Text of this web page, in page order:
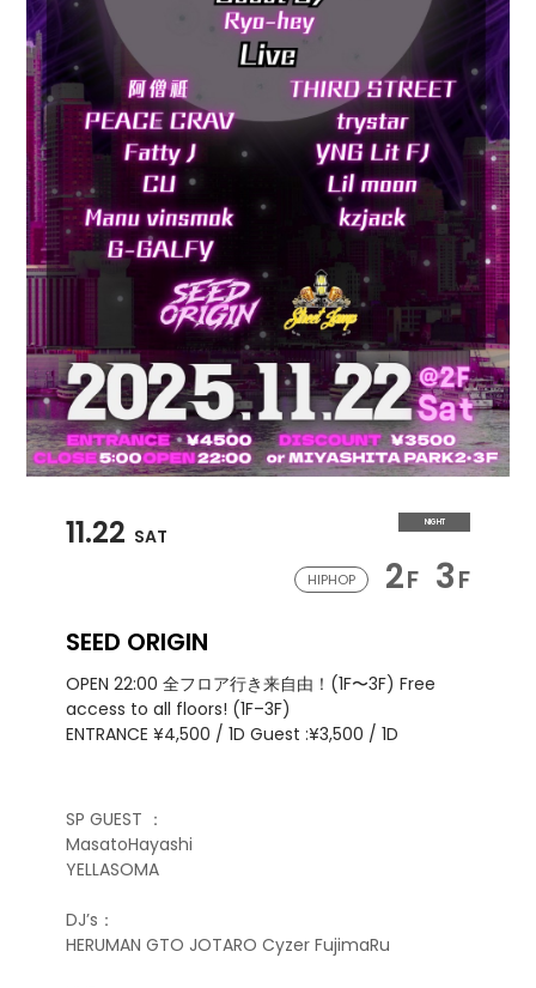
11.22 SAT
NIGHT
HIPHOP 2F 3F
SEED ORIGIN
OPEN 22:00 全フロア行き来自由！(1F〜3F) Free
access to all floors! (1F–3F)
ENTRANCE ¥4,500 / 1D Guest :¥3,500 / 1D
SP GUEST ：
MasatoHayashi
YELLASOMA
DJ’s：
HERUMAN GTO JOTARO Cyzer FujimaRu